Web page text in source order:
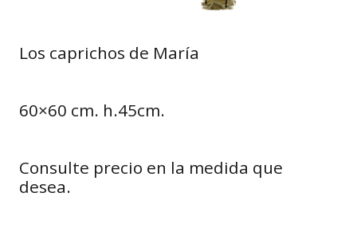
Los caprichos de María
60×60 cm. h.45cm.
Consulte precio en la medida que
desea.